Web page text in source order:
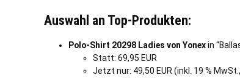
Auswahl an Top-Produkten:
Polo-Shirt 20298 Ladies von Yonexin
Statt: 69,95 EUR
Jetzt nur: 49,50 EUR (inkl. 19 %